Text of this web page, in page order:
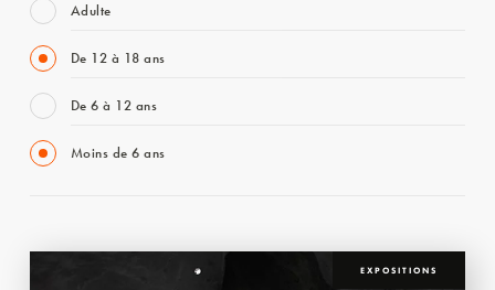
Adulte
De 12 à 18 ans
De 6 à 12 ans
Moins de 6 ans
EXPOSITIONS